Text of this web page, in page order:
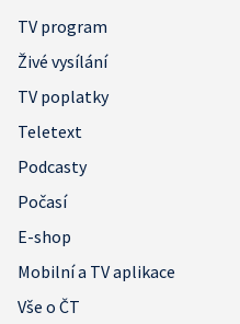
TV program
Živé vysílání
TV poplatky
Teletext
Podcasty
Počasí
E-shop
Mobilní a TV aplikace
Vše o ČT